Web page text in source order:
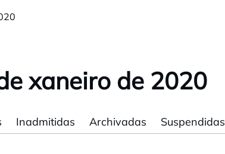
xaneiro de 2020
Inadmitidas Archivadas Suspendidas